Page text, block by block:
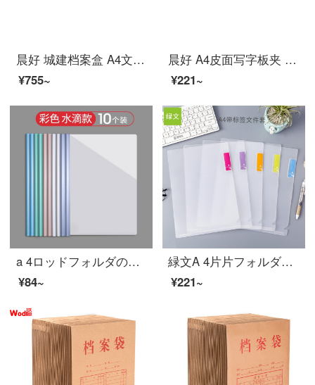
晨好 城建档案盒 A4文件盒 纸板 北京城市建设档案 背宽5cm 10个
¥755~
晨好 A4皮面写字板夹 会议夹 垫板 磁性书写文件板夹 夹纸板 仿皮黑色
¥221~
a 4ロッドフォルダの水滴状の透明なプラスチックの履歴書ホルダー試験用紙を学生用の資料帳に挟み込みます。厚いペーパーホルダーの文具干報告は引き出し式オーディ用のカラー水滴棒（10個入り）を使います。
¥84~
緑文A 4片片フォルダは名刺L型ファイルカバーファイル袋と砂磨き透明片面カバーカバーカバー開口カバーカバーカバーカバーカバーカバーカバーカバーカバーカバーカバーカバーカバーカバーカバーカバーカバーカバーカバーカバーカバーカバーカバーカバーカバーカバーカバ...
¥221~